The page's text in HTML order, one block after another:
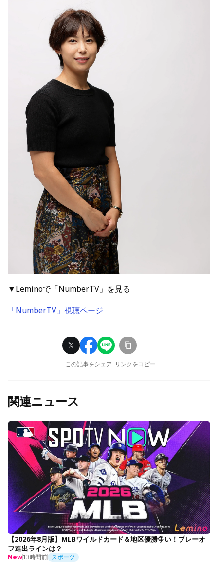
▼Leminoで「NumberTV」を見る
「NumberTV」視聴ページ
この記事をシェア リンクをコピー
関連ニュース
【2026年8月版】MLBワイルドカード＆地区優勝争い！プレーオ
フ進出ラインは？
New13時間前 スポーツ